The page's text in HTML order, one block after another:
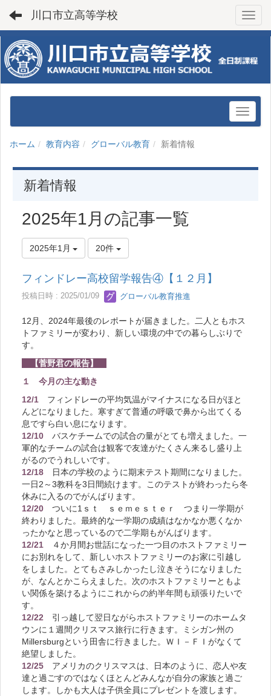
川口市立高等学校
ホーム 教育内容 グローバル教育 新着情報
新着情報
2025年1月の記事一覧
2025年1月 20件
フィンドレー高校留学報告④【１２月】
投稿日時 : 2025/01/09 グローバル教育推進
12月、2024年最後のレポートが届きました。二人ともホス
トファミリーが変わり、新しい環境の中での暮らしぶりで
す。
【菅野君の報告】
１ 今月の主な動き
12/1 フィンドレーの平均気温がマイナスになる日がほと
んどになりました。寒すぎて普通の呼吸で鼻から出てくる
息ですら白い息になります。
12/10 バスケチームでの試合の量がとても増えました。一
軍的なチームの試合は観客で友達がたくさん来るし盛り上
がるのでうれしいです。
12/18 日本の学校のように期末テスト期間になりました。
一日2～3教科を3日間続けます。このテストが終わったら冬
休みに入るのでがんばります。
12/20 ついに1ｓｔ ｓｅｍｅｓｔｅｒ つまり一学期が
終わりました。最終的な一学期の成績はなかなか悪くなか
ったかなと思っているので二学期もがんばります。
12/21 ４か月間お世話になった一つ目のホストファミリー
にお別れをして、新しいホストファミリーのお家に引越し
をしました。とてもさみしかったし泣きそうになりました
が、なんとかこらえました。次のホストファミリーともよ
い関係を築けるようにこれからの約半年間も頑張りたいで
す。
12/22 引っ越して翌日ながらホストファミリーのホームタ
ウンに１週間クリスマス旅行に行きます。ミシガン州の
Millersburgという田舎に行きました。ＷＩ－ＦＩがなくて
絶望しました。
12/25 アメリカのクリスマスは、日本のように、恋人や友
達と過ごすのではなくほとんどみんなが自分の家族と過ご
します。しかも大人は子供全員にプレゼントを渡します。